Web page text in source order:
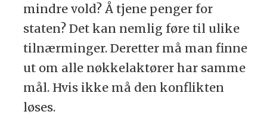
mindre vold? Å tjene penger for
staten? Det kan nemlig føre til ulike
tilnærminger. Deretter må man finne
ut om alle nøkkelaktører har samme
mål. Hvis ikke må den konflikten
løses.